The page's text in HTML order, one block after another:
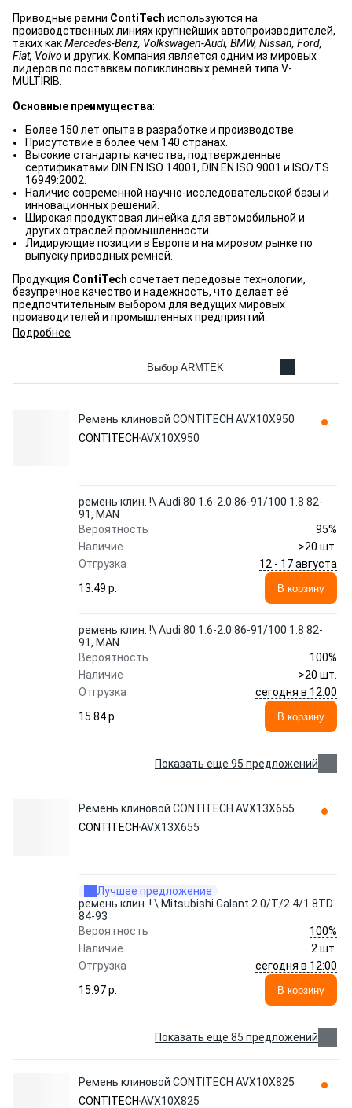
Приводные ремни ContiTech используются на
производственных линиях крупнейших автопроизводителей,
таких какMercedes-Benz, Volkswagen-Audi, BMW, Nissan, Ford,
Fiat, Volvo и других. Компания является одним из мировых
лидеров по поставкам поликлиновых ремней типа V-
MULTIRIB.
Основные преимущества:
Более 150 лет опыта в разработке и производстве.
Присутствие в более чем 140 странах.
Высокие стандарты качества, подтвержденные
сертификатами DIN EN ISO 14001, DIN EN ISO 9001 и ISO/TS
16949:2002.
Наличие современной научно-исследовательской базы и
инновационных решений.
Широкая продуктовая линейка для автомобильной и
других отраслей промышленности.
Лидирующие позиции в Европе и на мировом рынке по
выпуску приводных ремней.
Продукция ContiTech сочетает передовые технологии,
безупречное качество и надежность, что делает её
предпочтительным выбором для ведущих мировых
производителей и промышленных предприятий.
Подробнее
Выбор ARMTEK
Ремень клиновой CONTITECH AVX10X950
CONTITECH AVX10X950
ремень клин. !\ Audi 80 1.6-2.0 86-91/100 1.8 82-
91, MAN
Вероятность
95%
Наличие
>20 шт.
Отгрузка
12 - 17 августа
13.49 p.
В корзину
ремень клин. !\ Audi 80 1.6-2.0 86-91/100 1.8 82-
91, MAN
Вероятность
100%
Наличие
>20 шт.
Отгрузка
сегодня в 12:00
15.84 p.
В корзину
Показать еще 95 предложений
Ремень клиновой CONTITECH AVX13X655
CONTITECH AVX13X655
Лучшее предложение
ремень клин. ! \ Mitsubishi Galant 2.0/T/2.4/1.8TD
84-93
Вероятность
100%
Наличие
2 шт.
Отгрузка
сегодня в 12:00
15.97 p.
В корзину
Показать еще 85 предложений
Ремень клиновой CONTITECH AVX10X825
CONTITECH AVX10X825